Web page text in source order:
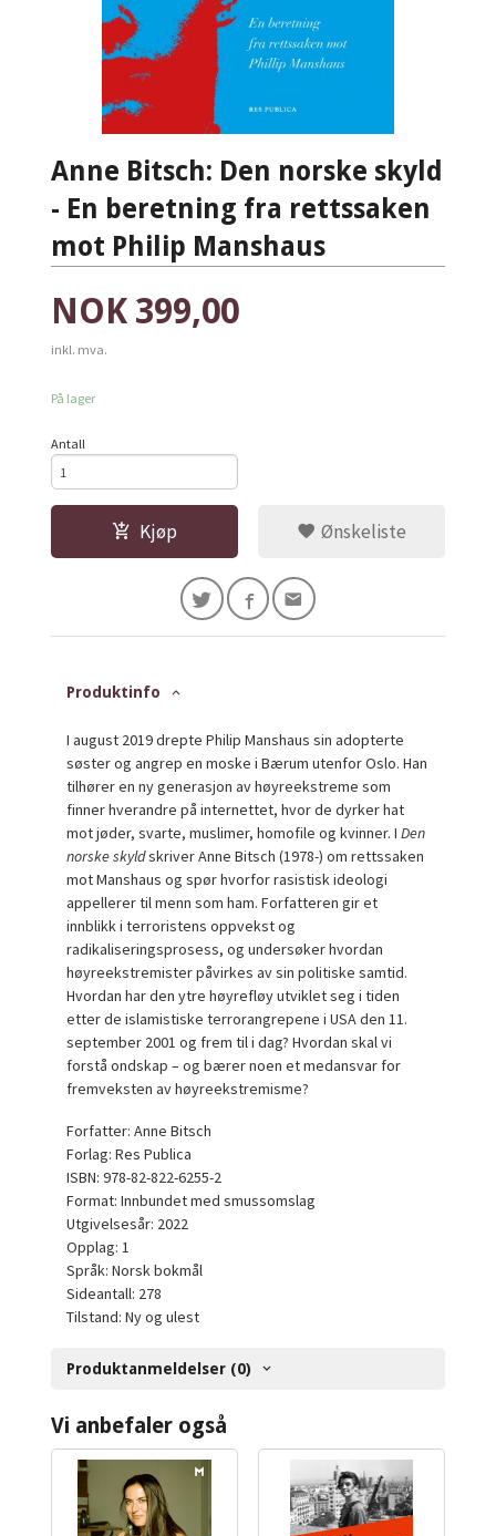
Anne Bitsch: Den norske skyld
- En beretning fra rettssaken
mot Philip Manshaus
Pris
NOK 399,00
inkl. mva.
På lager
Antall
Kjøp Ønskeliste
Produktinfo
I august 2019 drepte Philip Manshaus sin adopterte
søster og angrep en moske i Bærum utenfor Oslo. Han
tilhører en ny generasjon av høyreekstreme som
finner hverandre på internettet, hvor de dyrker hat
mot jøder, svarte, muslimer, homofile og kvinner. IDen
norske skyldskriver Anne Bitsch (1978-) om rettssaken
mot Manshaus og spør hvorfor rasistisk ideologi
appellerer til menn som ham. Forfatteren gir et
innblikk i terroristens oppvekst og
radikaliseringsprosess, og undersøker hvordan
høyreekstremister påvirkes av sin politiske samtid.
Hvordan har den ytre høyrefløy utviklet seg i tiden
etter de islamistiske terrorangrepene i USA den 11.
september 2001 og frem til i dag? Hvordan skal vi
forstå ondskap – og bærer noen et medansvar for
fremveksten av høyreekstremisme?
Forfatter: Anne Bitsch
Forlag: Res Publica
ISBN: 978-82-822-6255-2
Format: Innbundet med smussomslag
Utgivelsesår: 2022
Opplag: 1
Språk: Norsk bokmål
Sideantall: 278
Tilstand: Ny og ulest
Produktanmeldelser (0)
Vi anbefaler også